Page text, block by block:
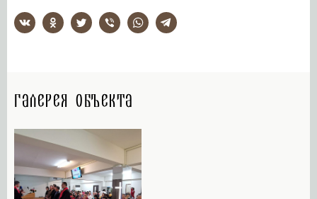
Галерея объекта